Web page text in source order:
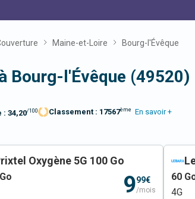
Maine-et-Loire Bourg-l'Évêque
Bourg-l'Évêque (49520)
: 34,20/100 Classement : 17567ème En savoir +
Oxygène 5G 100 Go
Go
999€
/mois
60
4G